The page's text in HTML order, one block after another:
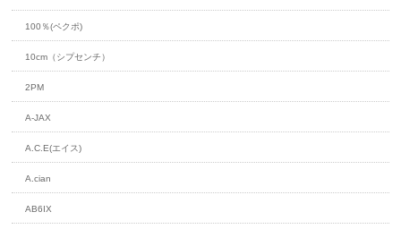
100％(ペクポ)
10cm（シプセンチ）
2PM
A-JAX
A.C.E(エイス)
A.cian
AB6IX